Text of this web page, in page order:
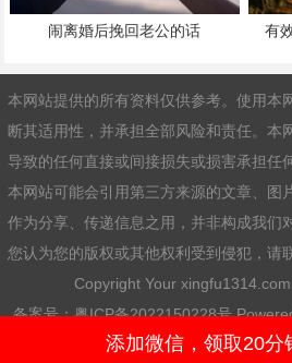
闹离婚后挽回老公的话 有
本网站提供的所有资料仅供参考。使用本
断其适用性，并承担全部风险和责任。本
导致的任何直接或间接损失或损害承担任
本网站可能会引用第三方来源的文章、图
作为分享、传递信息之用，并非构成我们
您认为您的版权或其他权利受到侵犯，请
Copyright Your
备案号：粤ICP备2022150228号
前端老白
添加微信，领取20分